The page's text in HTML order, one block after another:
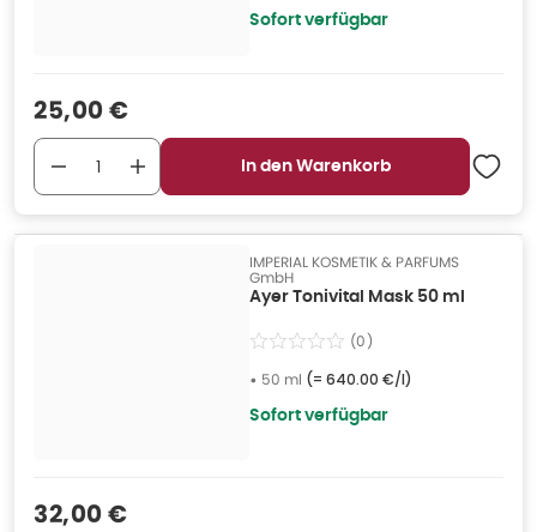
Sofort verfügbar
Verkaufspreis
25,00 €
In den Warenkorb
IMPERIAL KOSMETIK & PARFUMS
GmbH
Ayer Tonivital Mask 50 ml
(0)
• 50 ml (= 640.00 €/l)
Sofort verfügbar
Verkaufspreis
32,00 €